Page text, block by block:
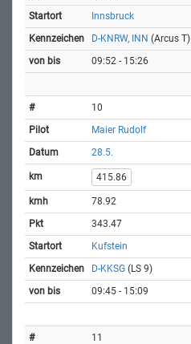
Innsbruck
D-KNRW, INN (Arcus T)
09:52 - 15:26
10
Maier Rudolf
28.5.
415.86
78.92
343.47
Kufstein
D-KKSG (LS 9)
09:45 - 15:09
11